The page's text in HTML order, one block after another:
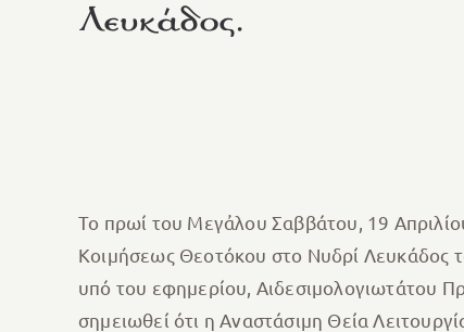
Λευκάδος.
Το πρωί του Μεγἀλου Σαββάτου, 19
Κοιμήσεως Θεοτόκου στο Νυδρί Λευκάδος
υπό του εφημερίου, Αιδεσιμολογιωτάτου
σημειωθεί ότι η Αναστάσιμη Θεία